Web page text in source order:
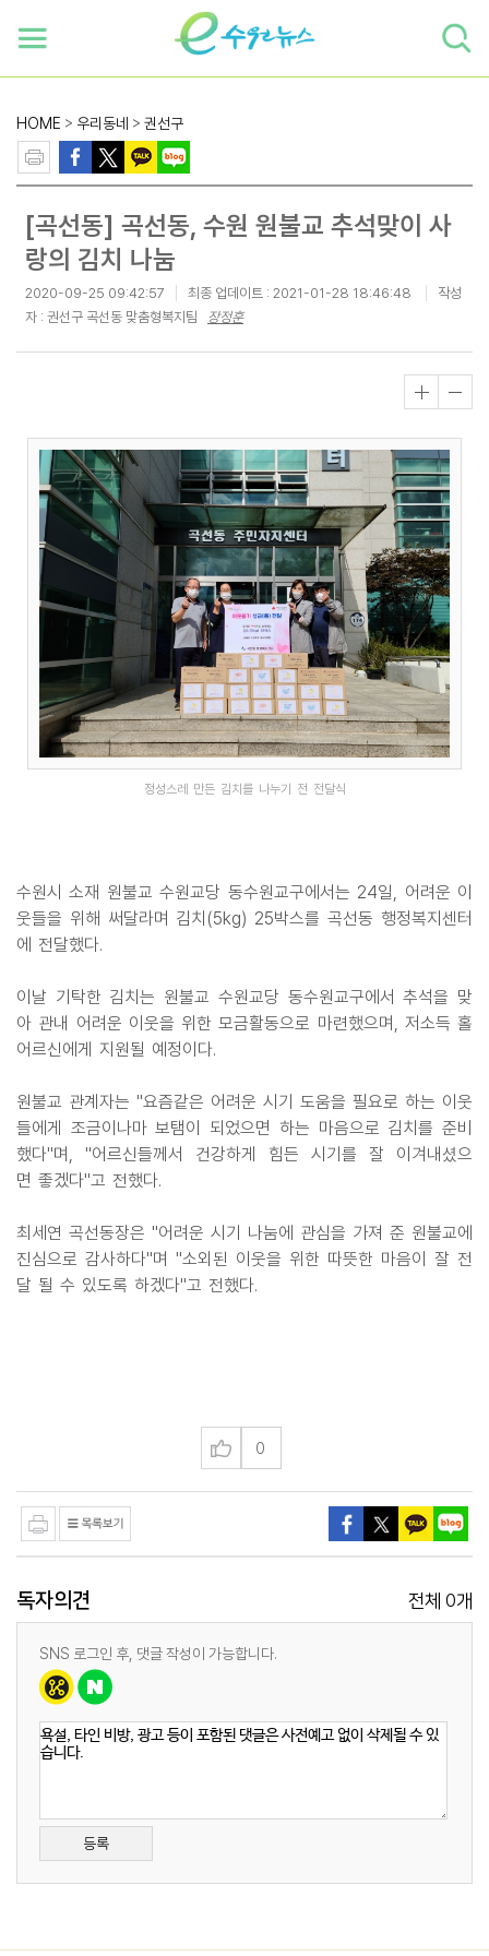
HOME > 우리동네 > 권선구
[곡선동] 곡선동, 수원 원불교 추석맞이 사
랑의 김치 나눔
2020-09-25 09:42:57 최종 업데이트 : 2021-01-28 18:46:48
작성
자 : 권선구 곡선동 맞춤형복지팀 장정훈
정성스레 만든 김치를 나누기 전 전달식
수원시 소재 원불교 수원교당 동수원교구에서는 24일, 어려운 이
웃들을 위해 써달라며 김치(5kg) 25박스를 곡선동 행정복지센터
에 전달했다.
이날 기탁한 김치는 원불교 수원교당 동수원교구에서 추석을 맞
아 관내 어려운 이웃을 위한 모금활동으로 마련했으며, 저소득 홀
어르신에게 지원될 예정이다.
원불교 관계자는 "요즘같은 어려운 시기 도움을 필요로 하는 이웃
들에게 조금이나마 보탬이 되었으면 하는 마음으로 김치를 준비
했다"며, "어르신들께서 건강하게 힘든 시기를 잘 이겨내셨으
면 좋겠다"고 전했다.
최세연 곡선동장은 "어려운 시기 나눔에 관심을 가져 준 원불교에
진심으로 감사하다"며 "소외된 이웃을 위한 따뜻한 마음이 잘 전
달 될 수 있도록 하겠다"고 전했다.
0
독자의견 전체 0개
SNS 로그인 후, 댓글 작성이 가능합니다.
등록